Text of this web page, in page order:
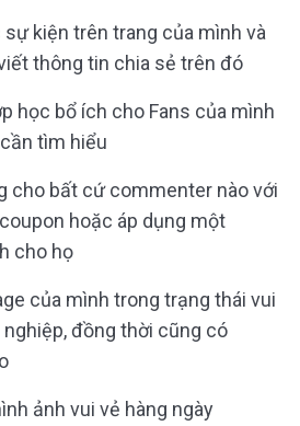
kiện trên trang của mình và
thông tin chia sẻ trên đó
học bổ ích cho Fans của mình
tìm hiểu
cho bất cứ commenter nào với
hoặc áp dụng một
cho họ
của mình trong trạng thái vui
đồng thời cũng có
ảnh vui vẻ hàng ngày